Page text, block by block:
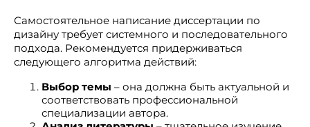
Самостоятельное написание диссертации по
дизайну требует системного и последовательного
подхода. Рекомендуется придерживаться
следующего алгоритма действий:
Выбор темы – она должна быть актуальной и
соответствовать профессиональной
специализации автора.